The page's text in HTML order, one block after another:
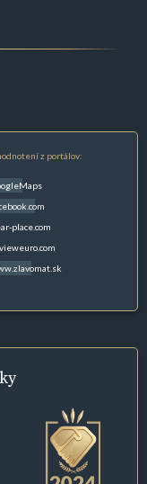
z portálov:
place.com